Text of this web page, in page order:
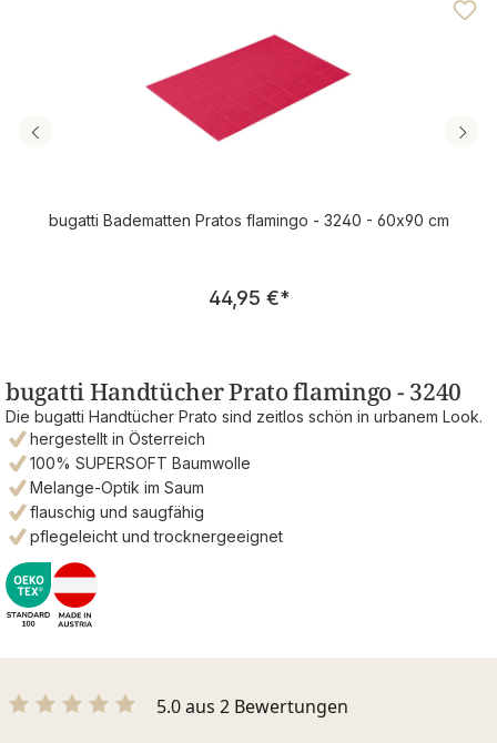
bugatti Badematten Pratos flamingo - 3240 - 60x90 cm
Regulärer Preis:
44,95 €*
bugatti Handtücher Prato flamingo - 3240
Die bugatti Handtücher Prato sind zeitlos schön in urbanem Look.
hergestellt in Österreich
100% SUPERSOFT Baumwolle
Melange-Optik im Saum
flauschig und saugfähig
pflegeleicht und trocknergeeignet
5.0 aus 2 Bewertungen